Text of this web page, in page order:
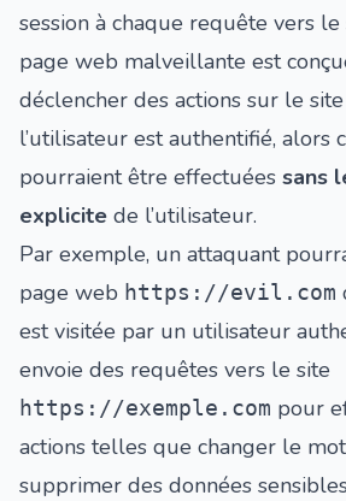
session à chaque requête vers
page web malveillante est
déclencher des actions sur le
l’utilisateur est authentifié, alors
pourraient être effectuées sans
explicite de l’utilisateur.
Par exemple, un attaquant
page web https://evil.com
est visitée par un utilisateur
envoie des requêtes vers le site
https://exemple.com pour
actions telles que changer le
supprimer des données